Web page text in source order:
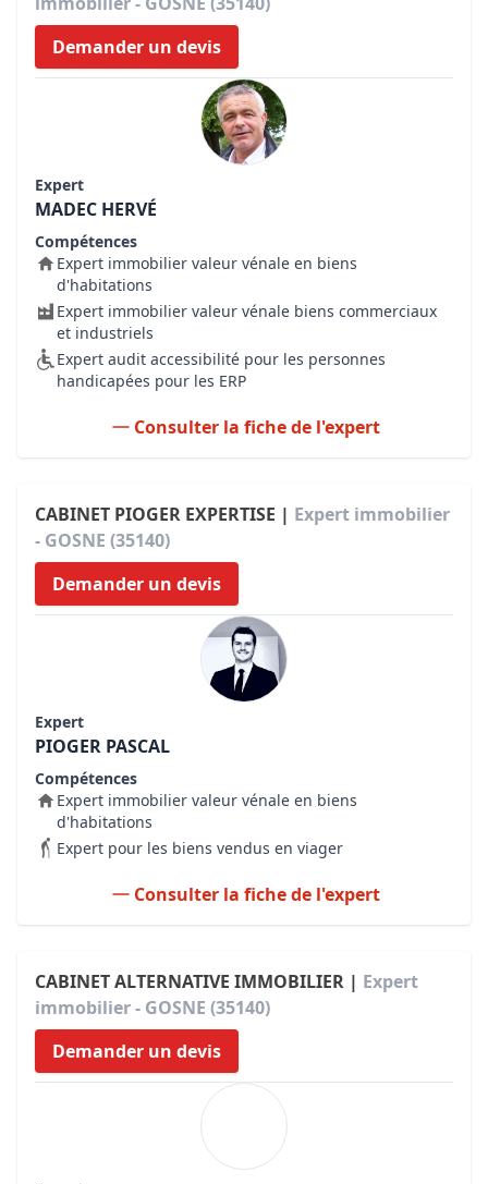
Demander un devis
Expert
MADEC HERVÉ
Compétences
Expert immobilier valeur vénale en biens
d'habitations
Expert immobilier valeur vénale biens commerciaux
et industriels
Expert audit accessibilité pour les personnes
handicapées pour les ERP
Consulter la fiche de l'expert
CABINET PIOGER EXPERTISE | Expert immobilier
- GOSNE (35140)
Demander un devis
Expert
PIOGER PASCAL
Compétences
Expert immobilier valeur vénale en biens
d'habitations
Expert pour les biens vendus en viager
Consulter la fiche de l'expert
CABINET ALTERNATIVE IMMOBILIER | Expert
immobilier - GOSNE (35140)
Demander un devis